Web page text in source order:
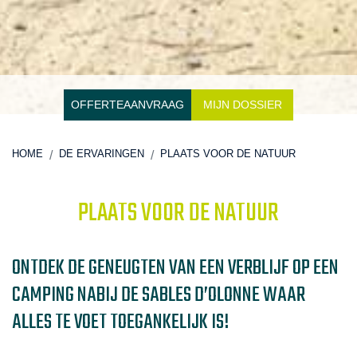
OFFERTEAANVRAAG MIJN DOSSIER
HOME DE ERVARINGEN PLAATS VOOR DE NATUUR
PLAATS VOOR DE NATUUR
ONTDEK DE GENEUGTEN VAN EEN VERBLIJF OP EEN
CAMPING NABIJ DE SABLES D’OLONNE WAAR
ALLES TE VOET TOEGANKELIJK IS!